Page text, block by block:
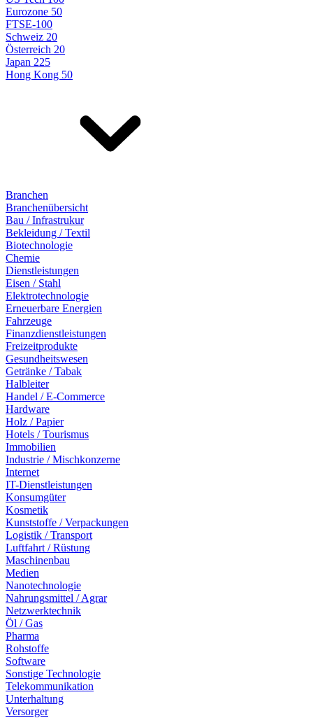
Eurozone 50
FTSE-100
Schweiz 20
Österreich 20
Japan 225
Hong Kong 50
Branchen
Branchenübersicht
Bau / Infrastrukur
Bekleidung / Textil
Biotechnologie
Chemie
Dienstleistungen
Eisen / Stahl
Elektrotechnologie
Erneuerbare Energien
Fahrzeuge
Finanzdienstleistungen
Freizeitprodukte
Gesundheitswesen
Getränke / Tabak
Halbleiter
Handel / E-Commerce
Hardware
Holz / Papier
Hotels / Tourismus
Immobilien
Industrie / Mischkonzerne
Internet
IT-Dienstleistungen
Konsumgüter
Kosmetik
Kunststoffe / Verpackungen
Logistik / Transport
Luftfahrt / Rüstung
Maschinenbau
Medien
Nanotechnologie
Nahrungsmittel / Agrar
Netzwerktechnik
Öl / Gas
Pharma
Rohstoffe
Software
Sonstige Technologie
Telekommunikation
Unterhaltung
Versorger